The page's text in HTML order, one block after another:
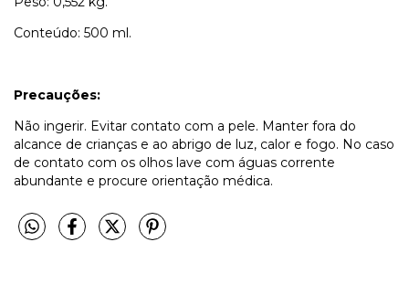
Conteúdo: 500 ml.
Precauções:
Não ingerir. Evitar contato com a pele. Manter fora do
alcance de crianças e ao abrigo de luz, calor e fogo. No caso
de contato com os olhos lave com águas corrente
abundante e procure orientação médica.